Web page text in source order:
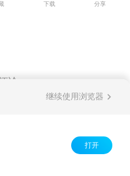
生苏天雷判成无期徒刑。
下载 分享
论
继续使用浏览器
打开